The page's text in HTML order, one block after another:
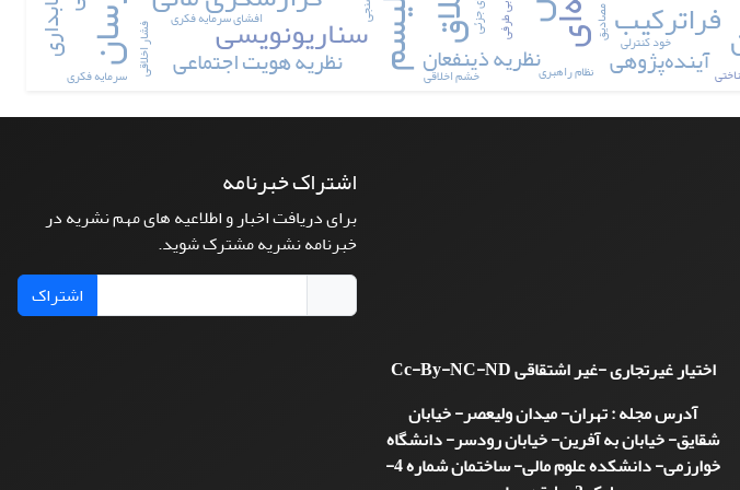
سناریونویسی
فراترکیب
نظریه ذینفعان آینده‌پژوهی نظریه هویت اجتماعی
افشای سرمایه فکری مصادیق خطای جزئی
فشار اخلاقی
بی طرفی
خود کنترلی
خشم اخلاقی
نظام راهبری سرمایه فکری
اختیار غیرتجاری -غیر اشتقاقیCc-By-NC-ND
آدرس مجله : تهران- میدان ولیعصر- خیابان
شقایق- خیابان به آفرین- خیابان رودسر- دانشگاه
خوارزمی- دانشکده علوم مالی- ساختمان شماره 4-
اشتراک خبرنامه
برای دریافت اخبار و اطلاعیه های مهم نشریه در
خبرنامه نشریه مشترک شوید.
اشتراک